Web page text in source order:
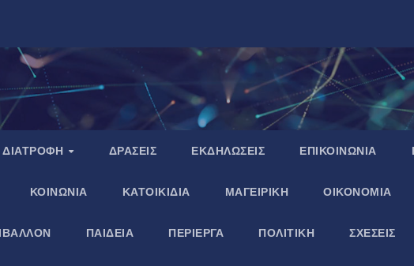
ΔΙΑΤΡΟΦΗ ΔΡΑΣΕΙΣ ΕΚΔΗΛΩΣΕΙΣ ΕΠΙΚΟΙΝΩΝΙΑ
ΚΟΙΝΩΝΙΑ ΚΑΤΟΙΚΙΔΙΑ ΜΑΓΕΙΡΙΚΗ ΟΙΚΟΝΟΜΙΑ
ΠΑΙΔΕΙΑ ΠΕΡΙΕΡΓΑ ΠΟΛΙΤΙΚΗ ΣΧΕΣΕΙΣ